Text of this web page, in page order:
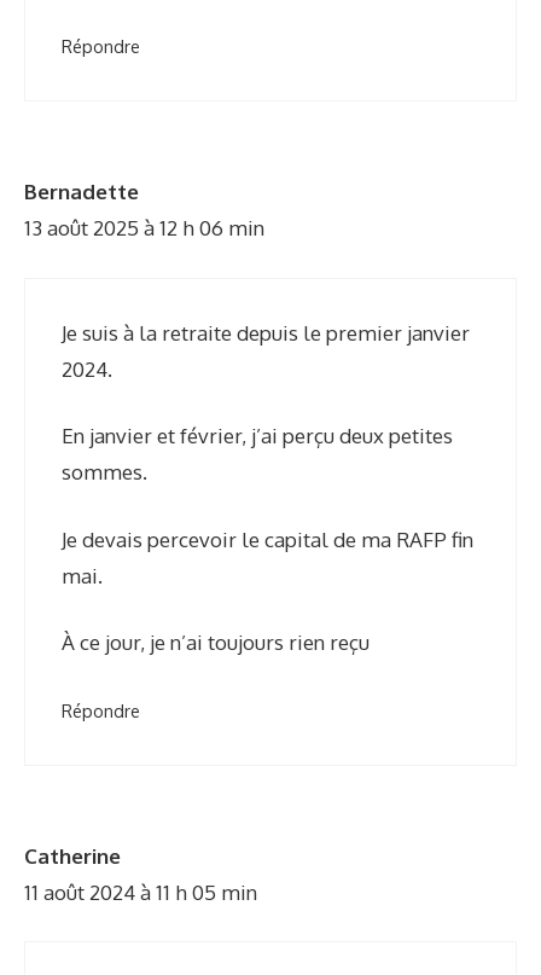
Répondre
Bernadette
13 août 2025 à 12 h 06 min
Je suis à la retraite depuis le premier janvier
2024.
En janvier et février, j’ai perçu deux petites
sommes.
Je devais percevoir le capital de ma RAFP fin
mai.
À ce jour, je n’ai toujours rien reçu
Répondre
Catherine
11 août 2024 à 11 h 05 min